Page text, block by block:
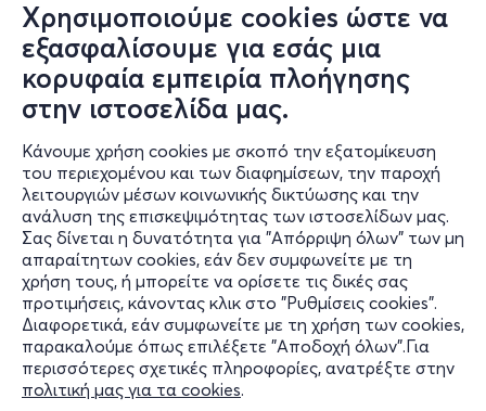
Χρησιμοποιούμε cookies ώστε να
εξασφαλίσουμε για εσάς μια
κορυφαία εμπειρία πλοήγησης
στην ιστοσελίδα μας.
Κάνουμε χρήση cookies με σκοπό την εξατομίκευση
του περιεχομένου και των διαφημίσεων, την παροχή
λειτουργιών μέσων κοινωνικής δικτύωσης και την
ανάλυση της επισκεψιμότητας των ιστοσελίδων μας.
Σας δίνεται η δυνατότητα για "Απόρριψη όλων" των μη
απαραίτητων cookies, εάν δεν συμφωνείτε με τη
χρήση τους, ή μπορείτε να ορίσετε τις δικές σας
προτιμήσεις, κάνοντας κλικ στο "Ρυθμίσεις cookies".
Διαφορετικά, εάν συμφωνείτε με τη χρήση των cookies,
παρακαλούμε όπως επιλέξετε "Αποδοχή όλων".Για
περισσότερες σχετικές πληροφορίες, ανατρέξτε στην
πολιτική μας για τα cookies.
Πληροφορίες
Υποστήριξη
Stay Connected